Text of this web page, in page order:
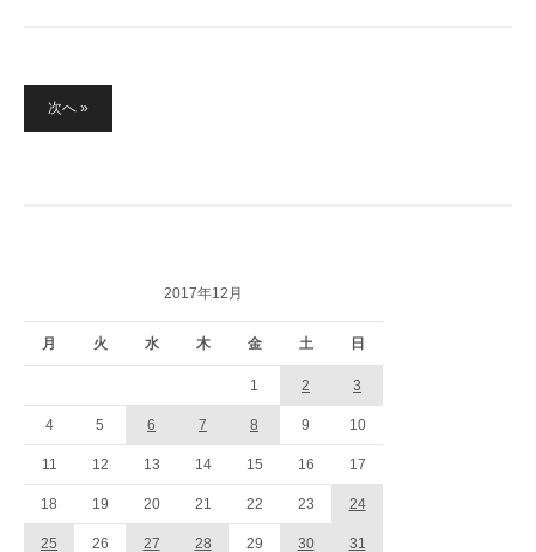
の
次へ »
2017年12月
月 火 水 木 金 土 日
1 2 3
4 5 6 7 8 9 10
11 12 13 14 15 16 17
18 19 20 21 22 23 24
25 26 27 28 29 30 31